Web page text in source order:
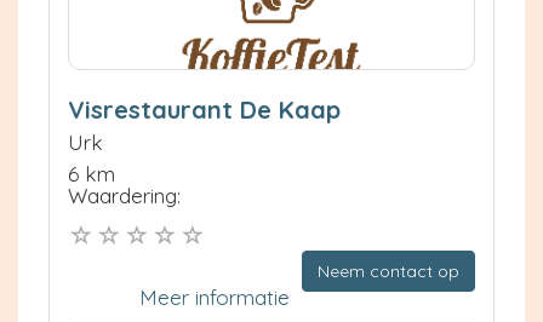
Visrestaurant De Kaap
Urk
6 km
Waardering:
Neem contact op
Meer informatie